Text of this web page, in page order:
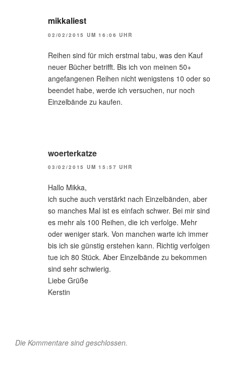
mikkaliest
02/02/2015 UM 16:06 UHR
Reihen sind für mich erstmal tabu, was den Kauf
neuer Bücher betrifft. Bis ich von meinen 50+
angefangenen Reihen nicht wenigstens 10 oder so
beendet habe, werde ich versuchen, nur noch
Einzelbände zu kaufen.
woerterkatze
03/02/2015 UM 15:57 UHR
Hallo Mikka,
ich suche auch verstärkt nach Einzelbänden, aber
so manches Mal ist es einfach schwer. Bei mir sind
es mehr als 100 Reihen, die ich verfolge. Mehr
oder weniger stark. Von manchen warte ich immer
bis ich sie günstig erstehen kann. Richtig verfolgen
tue ich 80 Stück. Aber Einzelbände zu bekommen
sind sehr schwierig.
Liebe Grüße
Kerstin
Die Kommentare sind geschlossen.